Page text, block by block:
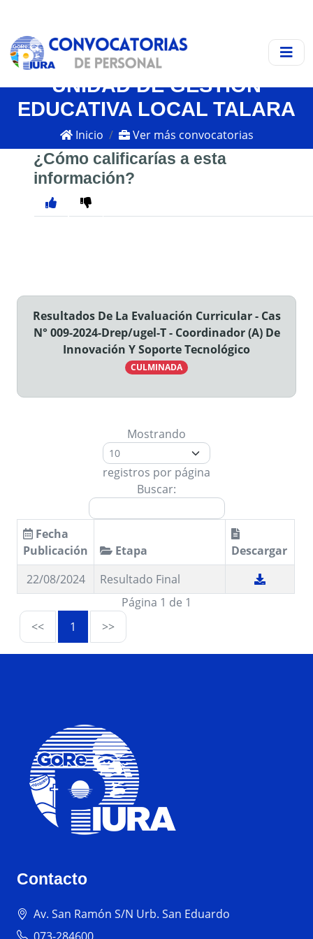
UNIDAD DE GESTIÓN
EDUCATIVA LOCAL TALARA
Inicio Ver más convocatorias
¿Cómo calificarías a esta
información?
Resultados De La Evaluación Curricular - Cas
N° 009-2024-Drep/ugel-T - Coordinador (A) De
Innovación Y Soporte Tecnológico
CULMINADA
Mostrando
registros por página
Buscar:
Fecha
Publicación
Etapa
Descargar
22/08/2024
Resultado Final
Página 1 de 1
<<
1 >>
Contacto
Av. San Ramón S/N Urb. San Eduardo